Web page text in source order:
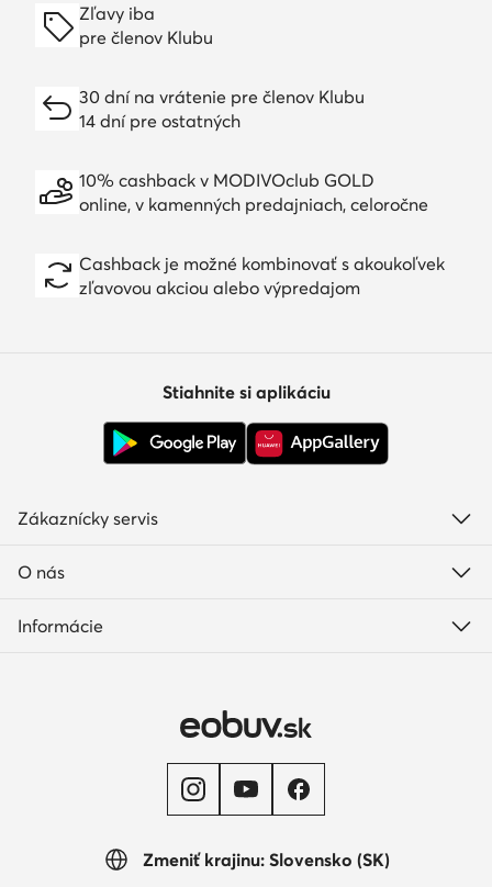
Zľavy iba
pre členov Klubu
30 dní na vrátenie pre členov Klubu
14 dní pre ostatných
10% cashback v MODIVOclub GOLD
online, v kamenných predajniach, celoročne
Cashback je možné kombinovať s akoukoľvek
zľavovou akciou alebo výpredajom
Zmeniť krajinu: Slovensko (SK)
Stiahnite si aplikáciu
Zákaznícky servis
O nás
Informácie